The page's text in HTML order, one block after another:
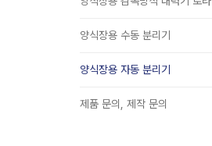
양식장용 수동 분리기
양식장용 자동 분리기
제품 문의, 제작 문의